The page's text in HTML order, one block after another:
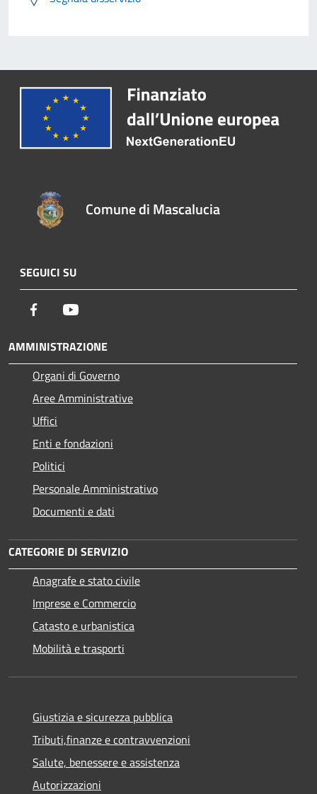
Comune di Mascalucia
SEGUICI SU
Facebook
AMMINISTRAZIONE
Organi di Governo
Aree Amministrative
Uffici
Enti e fondazioni
Politici
Personale Amministrativo
Documenti e dati
CATEGORIE DI SERVIZIO
Anagrafe e stato civile
Imprese e Commercio
Catasto e urbanistica
Mobilità e trasporti
Giustizia e sicurezza pubblica
Tributi,finanze e contravvenzioni
Salute, benessere e assistenza
Autorizzazioni